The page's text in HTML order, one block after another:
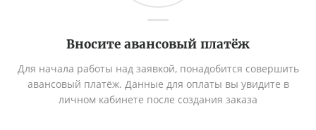
Вносите авансовый платёж
Для начала работы над заявкой, понадобится совершить
авансовый платёж. Данные для оплаты вы увидите в
личном кабинете после создания заказа